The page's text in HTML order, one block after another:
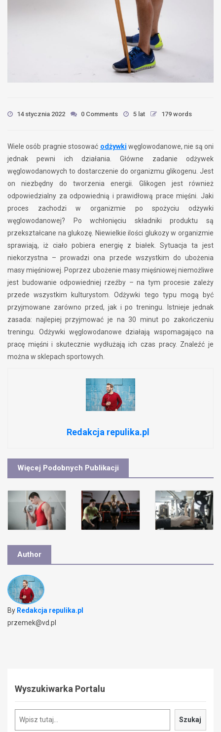
14 stycznia 2022 0 Comments 5 lat 179 words
Wiele osób pragnie stosować odżywki węglowodanowe, nie są oni
jednak pewni ich działania. Główne zadanie odżywek
węglowodanowych to dostarczenie do organizmu glikogenu. Jest
on niezbędny do tworzenia energii. Glikogen jest również
odpowiedzialny za odpowiednią i prawidłową prace mięśni. Jaki
proces zachodzi w organizmie po spożyciu odżywki
węglowodanowej? Po wchłonięciu składniki produktu są
przekształcane na glukozę. Niewielkie ilości glukozy w organizmie
sprawiają, iż ciało pobiera energię z białek. Sytuacja ta jest
niekorzystna – prowadzi ona przede wszystkim do ubożenia
masy mięśniowej. Poprzez ubożenie masy mięśniowej niemożliwe
jest budowanie odpowiedniej rzeźby – na tym procesie zależy
przede wszystkim kulturystom. Odżywki tego typu mogą być
przyjmowane zarówno przed, jak i po treningu. Istnieje jednak
zasada: najlepiej przyjmować je na 30 minut po zakończeniu
treningu. Odżywki węglowodanowe działają wspomagająco na
pracę mięśni i skutecznie wydłużają ich czas pracy. Znaleźć je
można w sklepach sportowych.
Redakcja repulika.pl
Więcej Podobnych Publikacji
Author
By Redakcja repulika.pl
przemek@vd.pl
Wyszukiwarka Portalu
Szukaj